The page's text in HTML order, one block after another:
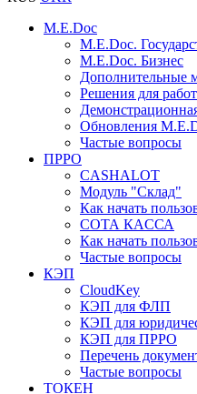
M.E.Doc
M.E.Doc.
M.E.Doc. Бизнес
Дополнительные
Решения для
Обновления
Частые вопросы
ПРРО
CASHALOT
Модуль "Склад"
Как начать
СОТА КАCСА
Как начать
Частые вопросы
КЭП
CloudKey
КЭП для ФЛП
КЭП для
КЭП для ПРРО
Перечень
Частые вопросы
ТОКЕН